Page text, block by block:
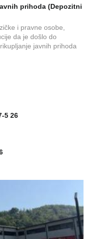
prihoda (Depozitni
i pravne osobe,
da je došlo do
javnih prihoda
5 26